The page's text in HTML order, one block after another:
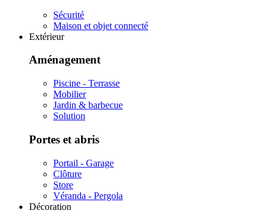
Sécurité
Maison et objet connecté
Extérieur
Aménagement
Piscine - Terrasse
Mobilier
Jardin & barbecue
Solution
Portes et abris
Portail - Garage
Clôture
Store
Véranda - Pergola
Décoration